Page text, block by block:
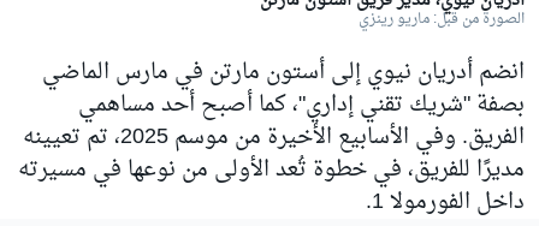
الصورة من قبل: ماريو رينزي
انضم أدريان نيوي إلى أستون مارتن في مارس الماضي
بصفة "شريك تقني إداري"، كما أصبح أحد مساهمي
الفريق. وفي الأسابيع الأخيرة من موسم 2025، تم تعيينه
مديرًا للفريق، في خطوة تُعد الأولى من نوعها في مسيرته
داخل الفورمولا 1.